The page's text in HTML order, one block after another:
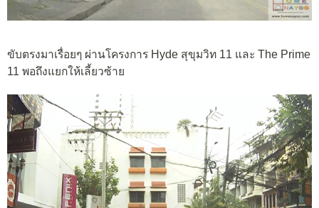
ขับตรงมาเรื่อยๆ ผ่านโครงการ Hyde สุขุมวิท 11 และ The Prime
11 พอถึงแยกให้เลี้ยวซ้าย